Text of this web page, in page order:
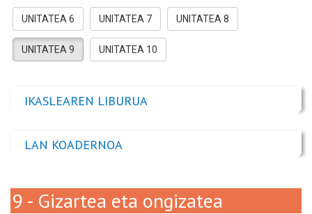
UNITATEA 6 UNITATEA 7 UNITATEA 8
UNITATEA 9 UNITATEA 10
IKASLEAREN LIBURUA
LAN KOADERNOA
9 - Gizartea eta ongizatea